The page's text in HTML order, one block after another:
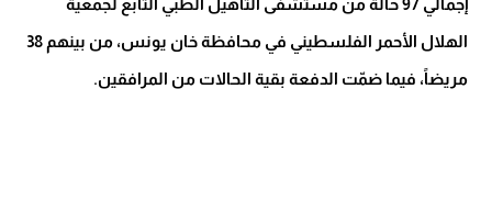
إجمالي 97 حالة من مستشفى التأهيل الطبي التابع لجمعية
الهلال الأحمر الفلسطيني في محافظة خان يونس، من بينهم 38
مريضاً، فيما ضمّت الدفعة بقية الحالات من المرافقين.